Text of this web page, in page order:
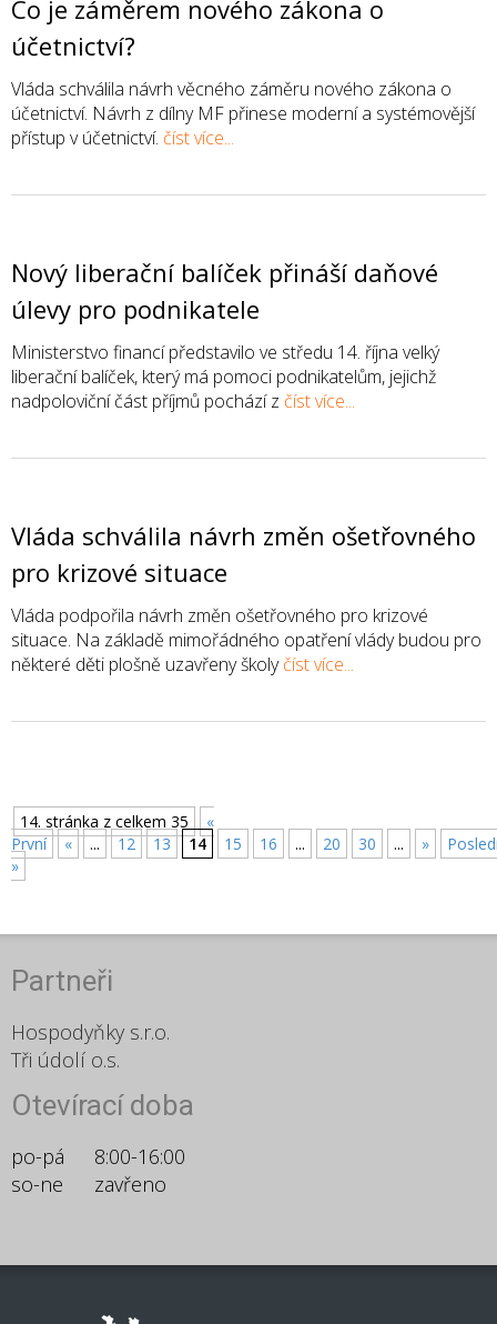
Co je záměrem nového zákona o
účetnictví?
Vláda schválila návrh věcného záměru nového zákona o
účetnictví. Návrh z dílny MF přinese moderní a systémovější
přístup v účetnictví. číst více...
Nový liberační balíček přináší daňové
úlevy pro podnikatele
Ministerstvo financí představilo ve středu 14. října velký
liberační balíček, který má pomoci podnikatelům, jejichž
nadpoloviční část příjmů pochází z číst více...
Vláda schválila návrh změn ošetřovného
pro krizové situace
Vláda podpořila návrh změn ošetřovného pro krizové
situace. Na základě mimořádného opatření vlády budou pro
některé děti plošně uzavřeny školyčíst více...
14. stránka z celkem 35
«
První
« ... 12 13 14 15 16 ... 20 30 ... »
»
Partneři
Hospodyňky s.r.o.
Tři údolí o.s.
Otevírací doba
po-pá
8:00-16:00
so-ne
zavřeno